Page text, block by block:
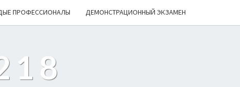
ПРОФЕССИОНАЛЫ ДЕМОНСТРАЦИОННЫЙ ЭКЗАМЕН